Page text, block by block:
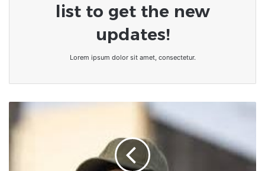
list to get the new
updates!
Lorem ipsum dolor sit amet, consectetur.
Ousmane